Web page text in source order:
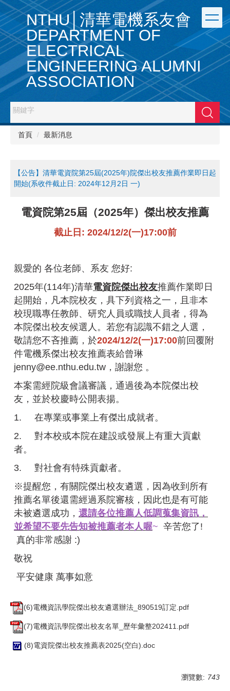
跳
到
主
要
內
容
區
NTHU│清華電機系友會
DEPARTMENT OF
ELECTRICAL
ENGINEERING ALUMNI
ASSOCIATION
搜尋
首頁 最新消息
【公告】清華電資院第25屆(2025年)院傑出校友推薦作業即日起
開始(系收件截止日: 2024年12月2日 一)
電資院第25屆（2025年）傑出校友推薦
截止日: 2024/12/2(一)17:00前
親愛的 各位老師、系友 您好:
2025年(114年)清華電資院傑出校友推薦作業即日
起 開始，凡本院校友，具下列資格之一，且非本
校現職專任教師、研究人員或職技人員者，得為
本院傑出校友候選人。若您有認識不錯之人選，
敬請您不吝推薦， 於2024/12/2(一)17:00前回覆附
件電機系傑出校友推薦表給曾琳
jenny@ee.nthu.edu.tw，謝謝您 。
本案需經院級會議審議，通過後為本院傑出校
友， 並於校慶時公開表揚。
1. 在專業或事業上有傑出成就者。
2. 對本校或本院在建設或發展上有重大貢獻
者。
3. 對社會有特殊貢獻者。
※提醒您，有關院傑出校友遴選，因為收到所有
推薦名單後還需經過系院審核，因此也是有可能
未被遴選成功， 還請各位推薦人低調蒐集資訊，
並希望不要先告知被推薦者本人喔~ 辛苦您了!
真的非常感謝 :)
敬祝
平安健康 萬事如意
(6)電機資訊學院傑出校友遴選辦法_890519訂定.pdf
(7)電機資訊學院傑出校友名單_歷年彙整202411.pdf
(8)電資院傑出校友推薦表2025(空白).doc
瀏覽數: 743